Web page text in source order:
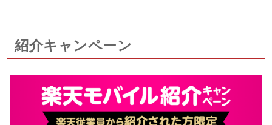
紹介キャンペーン